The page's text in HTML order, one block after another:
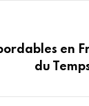
en
du